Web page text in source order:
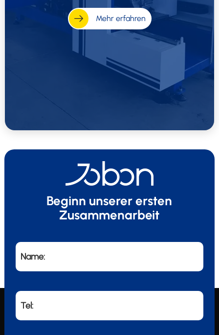
Mehr erfahren
Beginn unserer ersten
Zusammenarbeit
Name:
Tel: